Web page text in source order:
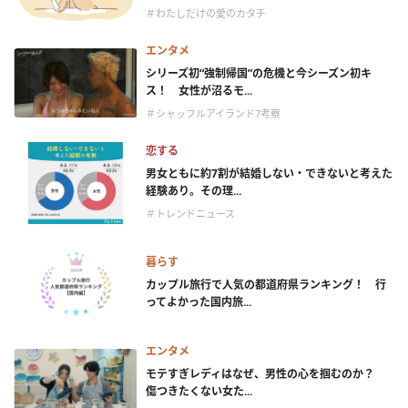
＃わたしだけの愛のカタチ
エンタメ
シリーズ初“強制帰国”の危機と今シーズン初キ
ス！ 女性が沼るモ...
＃シャッフルアイランド7考察
恋する
男女ともに約7割が結婚しない・できないと考えた
経験あり。その理...
＃トレンドニュース
暮らす
カップル旅行で人気の都道府県ランキング！ 行
ってよかった国内旅...
エンタメ
モテすぎレディはなぜ、男性の心を掴むのか？
傷つきたくない女た...